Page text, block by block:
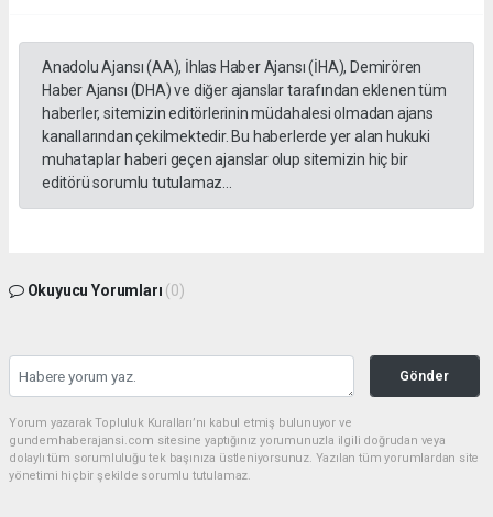
Anadolu Ajansı (AA), İhlas Haber Ajansı (İHA), Demirören
Haber Ajansı (DHA) ve diğer ajanslar tarafından eklenen tüm
haberler, sitemizin editörlerinin müdahalesi olmadan ajans
kanallarından çekilmektedir. Bu haberlerde yer alan hukuki
muhataplar haberi geçen ajanslar olup sitemizin hiç bir
editörü sorumlu tutulamaz...
Okuyucu Yorumları (0)
Gönder
Yorum yazarak Topluluk Kuralları’nı kabul etmiş bulunuyor ve
gundemhaberajansi.com sitesine yaptığınız yorumunuzla ilgili doğrudan veya
dolaylı tüm sorumluluğu tek başınıza üstleniyorsunuz. Yazılan tüm yorumlardan site
yönetimi hiçbir şekilde sorumlu tutulamaz.